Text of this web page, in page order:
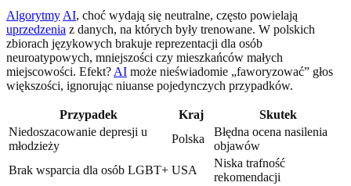
Algorytmy AI, choć wydają się neutralne, często powielają
uprzedzenia z danych, na których były trenowane. W polskich
zbiorach językowych brakuje reprezentacji dla osób
neuroatypowych, mniejszości czy mieszkańców małych
miejscowości. Efekt? AI może nieświadomie „faworyzować” głos
większości, ignorując niuanse pojedynczych przypadków.
Przypadek Kraj
Skutek
Niedoszacowanie depresji u
młodzieży
Polska
Błędna ocena nasilenia
objawów
Brak wsparcia dla osób LGBT+ USA
Niska trafność
rekomendacji